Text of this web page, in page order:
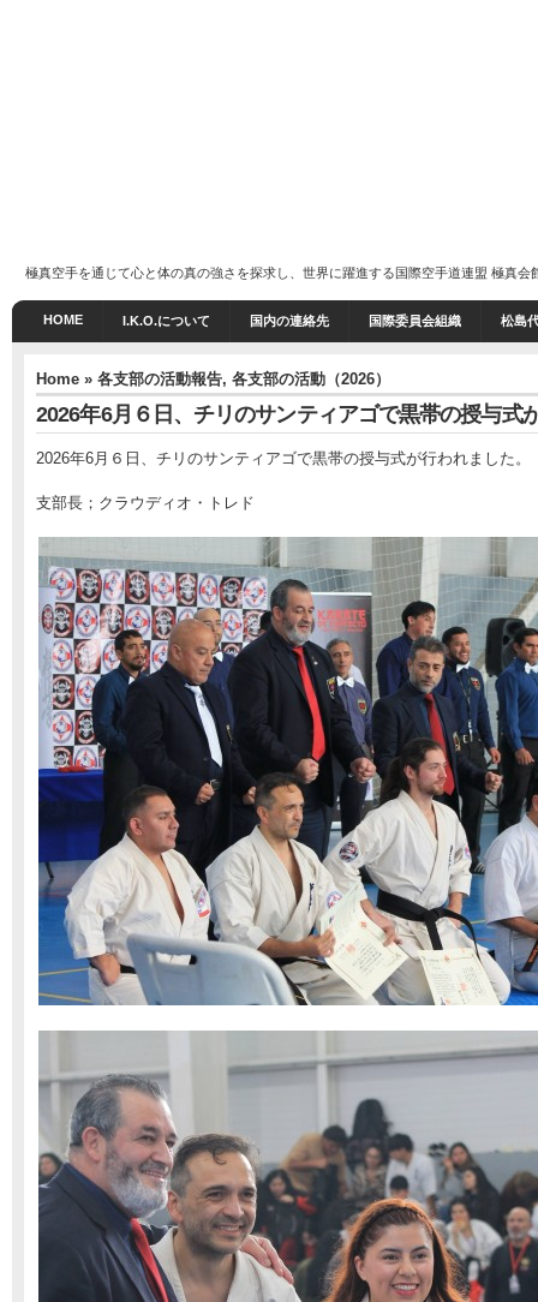
極真空手を通じて心と体の真の強さを探求し、世界に躍進する国際空手道連盟 極真
HOME I.K.O.について 国内の連絡先 国際委員会組織 松島
Home » 各支部の活動報告, 各支部の活動（2026）
2026年6月６日、チリのサンティアゴで黒帯の授与式
2026年6月６日、チリのサンティアゴで黒帯の授与式が行われました。
支部長；クラウディオ・トレド